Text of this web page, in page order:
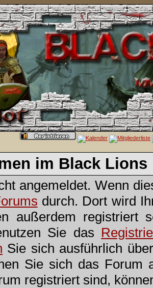
im Black Lions
angemeldet. Wenn
durch. Dort wird
außerdem registriert
Sie das
Sie sich ausführlich
Sie sich das Forum
registriert sind,